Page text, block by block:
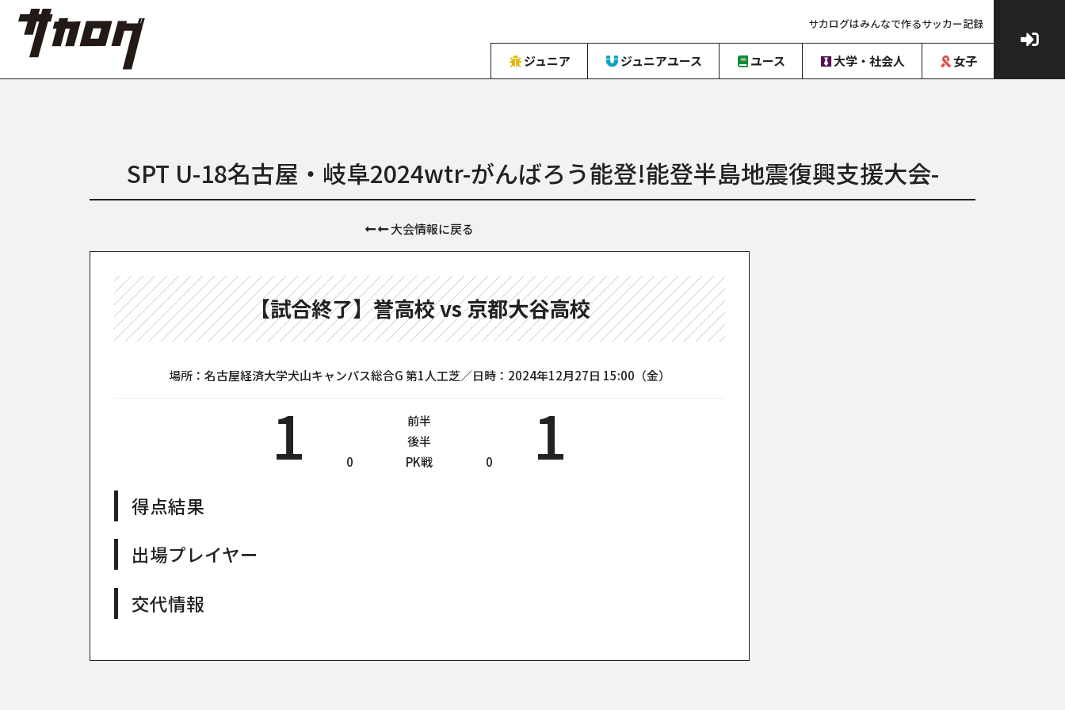
サカログはみんなで作るサッカー記録
ジュニア ジュニアユース ユース 大学・社会人 女子
SPT U-18名古屋・岐阜2024wtr-がんばろう能登!能登半島地震復興⽀援⼤会-
大会情報に戻る
【試合終了】誉高校 vs 京都大谷高校
場所：名古屋経済大学犬山キャンパス総合G 第1人工芝／日時：2024年12月27日 15:00（金）
1
前半
後半
0
PK戦 0 1
得点結果
出場プレイヤー
交代情報